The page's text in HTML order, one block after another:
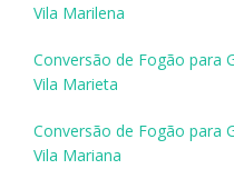
Vila Marilena
Conversão de Fogão para
Vila Marieta
Conversão de Fogão para
Vila Mariana